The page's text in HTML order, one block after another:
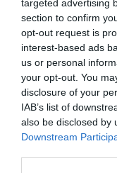
targeted advertising
section to confirm
opt-out request is
interest-based ads
us or personal
your opt-out. You
disclosure of your
IAB’s list of
also be disclosed by
Downstream
historia, de
desmontar la
cristiano"
por Hispanidad
Artículos anteriores
DIARIO DE LA
Diario de la